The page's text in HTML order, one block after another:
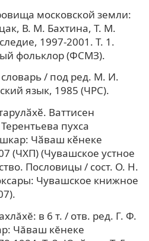
московской земли:
В. М. Бахтина, Т. М.
1997-2001. Т. 1.
фольклор (ФСМЗ).
/ под ред. М. И.
язык, 1985 (ЧРС).
Ваттисен
пухса
Чӑваш кӗнеке
(ЧХП) (Чувашское устное
Пословицы / сост. О. Н.
Чувашское книжное
в 6 т. / отв. ред. Г. Ф.
Чăваш кĕнеке